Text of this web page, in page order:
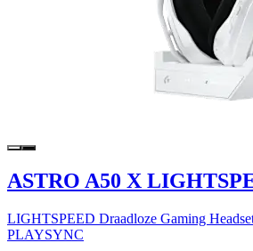
ASTRO A50 X
LIGHTSPEED Draadloze Gaming
PLAYSYNC